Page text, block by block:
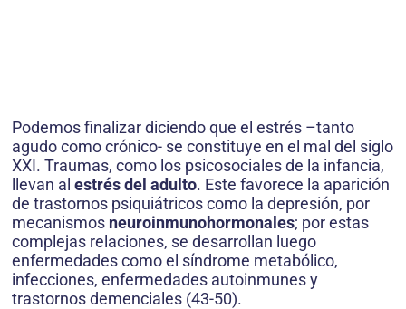
Podemos finalizar diciendo que el estrés –tanto
agudo como crónico- se constituye en el mal del siglo
XXI. Traumas, como los psicosociales de la infancia,
llevan al estrés del adulto. Este favorece la aparición
de trastornos psiquiátricos como la depresión, por
mecanismos neuroinmunohormonales; por estas
complejas relaciones, se desarrollan luego
enfermedades como el síndrome metabólico,
infecciones, enfermedades autoinmunes y
trastornos demenciales (43-50).